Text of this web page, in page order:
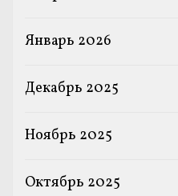
Январь 2026
Декабрь 2025
Ноябрь 2025
Октябрь 2025